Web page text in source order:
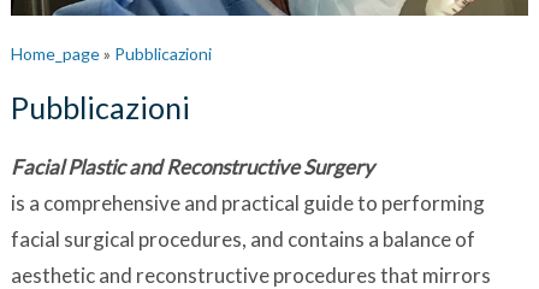
Home_page» Pubblicazioni
Pubblicazioni
Facial Plastic and Reconstructive Surgery
is a comprehensive and practical guide to performing
facial surgical procedures, and contains a balance of
aesthetic and reconstructive procedures that mirrors